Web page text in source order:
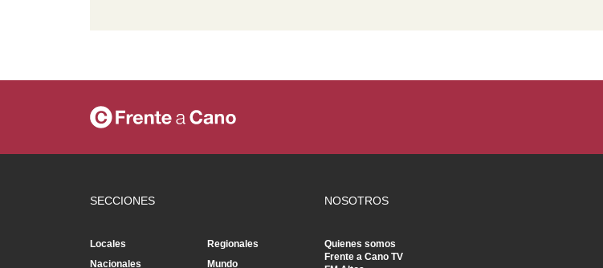
SECCIONES
Locales
Regionales
Nacionales
Mundo
NOSOTROS
Quienes somos
Frente a Cano TV